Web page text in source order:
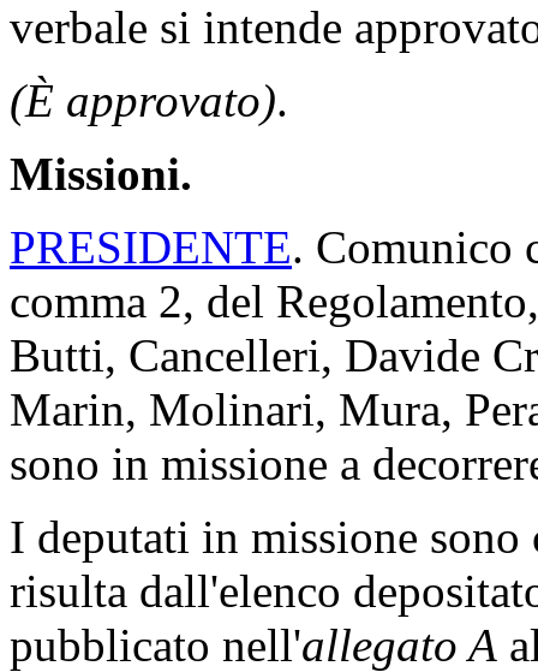
verbale si intende
(È approvato).
Missioni.
PRESIDENTE. Comunico
comma 2, del
Butti, Cancelleri, Davide
Marin, Molinari, Mura,
sono in missione a
I deputati in missione sono
risulta dall'elenco
pubblicato nell'allegato A